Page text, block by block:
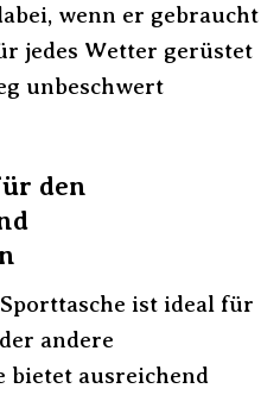
wenn er gebraucht
jedes Wetter gerüstet
unbeschwert
den
ist ideal für
andere
bietet ausreichend